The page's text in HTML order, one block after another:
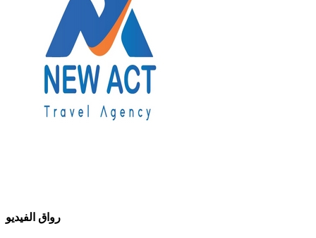
رواق الفيديو